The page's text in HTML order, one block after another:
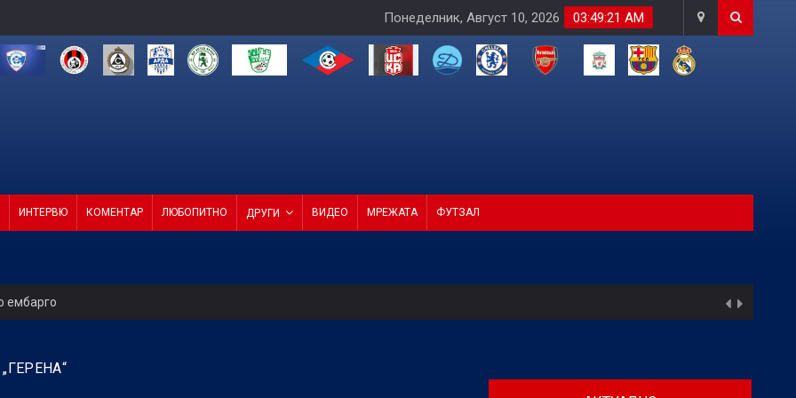
03:49:23 AM
Понеделник, Август 10, 2026
ИНТЕРВЮ КОМЕНТАР ЛЮБОПИТНО ДРУГИ ВИДЕО МРЕЖАТА ФУТЗАЛ
ембарго
3:0 над Септември (ВИДЕО)